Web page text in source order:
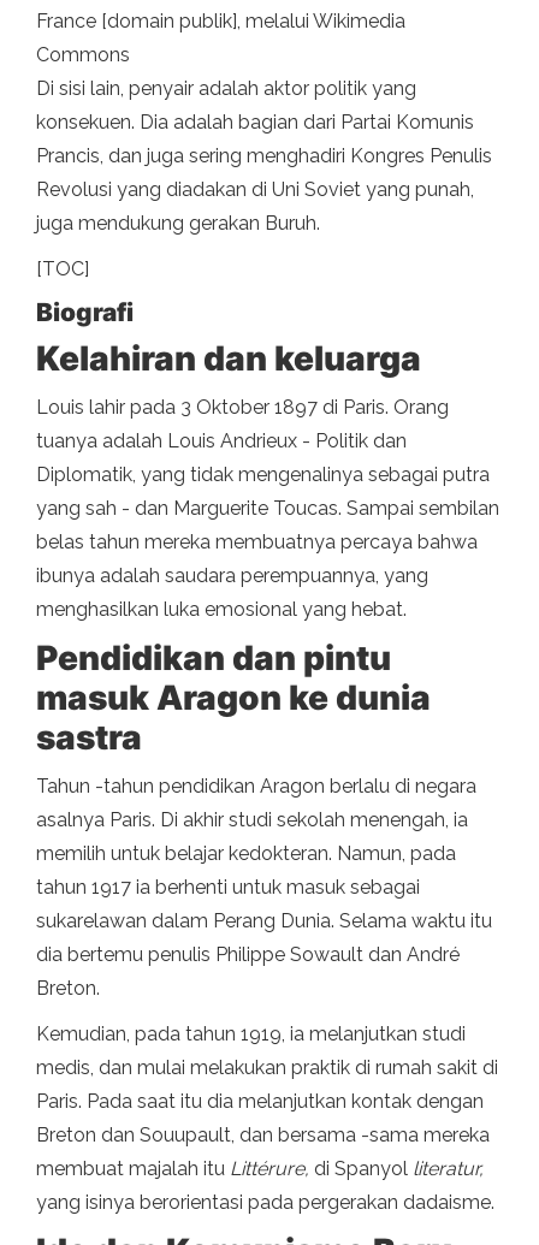
France [domain publik], melalui Wikimedia
Commons
Di sisi lain, penyair adalah aktor politik yang
konsekuen. Dia adalah bagian dari Partai Komunis
Prancis, dan juga sering menghadiri Kongres Penulis
Revolusi yang diadakan di Uni Soviet yang punah,
juga mendukung gerakan Buruh.
[TOC]
Biografi
Kelahiran dan keluarga
Louis lahir pada 3 Oktober 1897 di Paris. Orang
tuanya adalah Louis Andrieux - Politik dan
Diplomatik, yang tidak mengenalinya sebagai putra
yang sah - dan Marguerite Toucas. Sampai sembilan
belas tahun mereka membuatnya percaya bahwa
ibunya adalah saudara perempuannya, yang
menghasilkan luka emosional yang hebat.
Pendidikan dan pintu
masuk Aragon ke dunia
sastra
Tahun -tahun pendidikan Aragon berlalu di negara
asalnya Paris. Di akhir studi sekolah menengah, ia
memilih untuk belajar kedokteran. Namun, pada
tahun 1917 ia berhenti untuk masuk sebagai
sukarelawan dalam Perang Dunia. Selama waktu itu
dia bertemu penulis Philippe Sowault dan André
Breton.
Kemudian, pada tahun 1919, ia melanjutkan studi
medis, dan mulai melakukan praktik di rumah sakit di
Paris. Pada saat itu dia melanjutkan kontak dengan
Breton dan Souupault, dan bersama -sama mereka
membuat majalah itu Littérure, di Spanyol literatur,
yang isinya berorientasi pada pergerakan dadaisme.